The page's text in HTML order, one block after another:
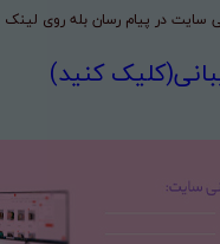
سایت در پیام رسان بله روی
کنید)